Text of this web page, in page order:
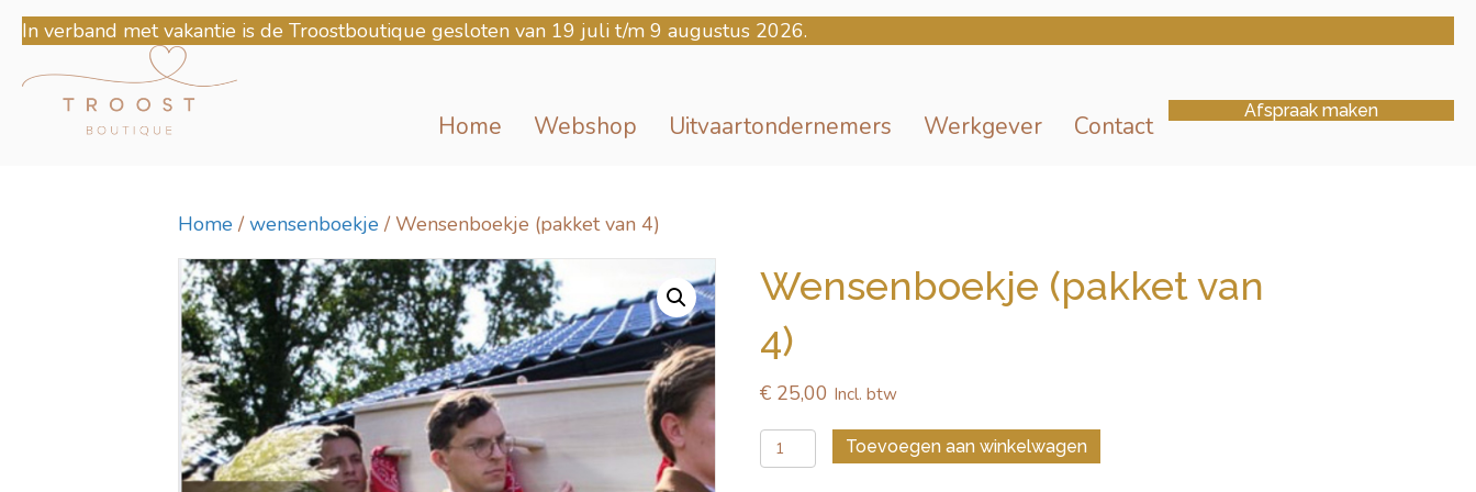
In verband met vakantie is de Troostboutique gesloten van 19 juli t/m 9 augustus 2026.
Home Webshop Uitvaartondernemers Werkgever Contact
Afspraak maken
Home /wensenboekje / Wensenboekje (pakket van 4)
Wensenboekje (pakket van
4)
€ 25,00 Incl. btw
Wensenboekje
(pakket
Toevoegen aan winkelwagen